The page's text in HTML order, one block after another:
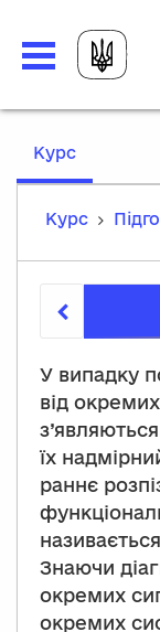
Курс,
Курс
У випадку
від
їх
раннє
Знаючи
окремих
окремих